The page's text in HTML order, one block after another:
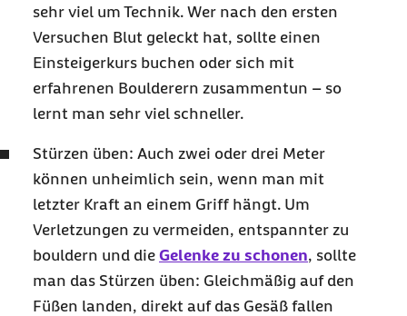
sehr viel um Technik. Wer nach den ersten
Versuchen Blut geleckt hat, sollte einen
Einsteigerkurs buchen oder sich mit
erfahrenen Boulderern zusammentun – so
lernt man sehr viel schneller.
Stürzen üben: Auch zwei oder drei Meter
können unheimlich sein, wenn man mit
letzter Kraft an einem Griff hängt. Um
Verletzungen zu vermeiden, entspannter zu
bouldern und die Gelenke zu schonen, sollte
man das Stürzen üben: Gleichmäßig auf den
Füßen landen, direkt auf das Gesäß fallen